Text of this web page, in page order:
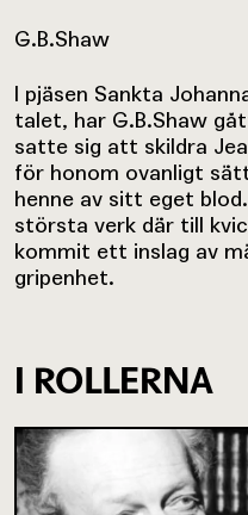
G.B.Shaw
I pjäsen Sankta
talet, har G.B.Shaw
satte sig att skildra
för honom ovanligt
henne av sitt eget
största verk där till
kommit ett inslag av
gripenhet.
I ROLLERNA